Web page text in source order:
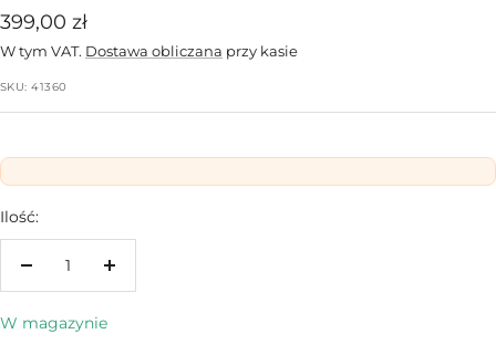
Cena
obniżona
399,00 zł
W tym VAT. Dostawa obliczana przy kasie
SKU:41360
Ilość:
Zwiększ
Zmniejsz
W magazynie